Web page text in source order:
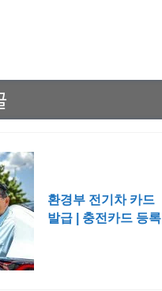
환경부 전기차 카드
발급 | 충전카드 등록